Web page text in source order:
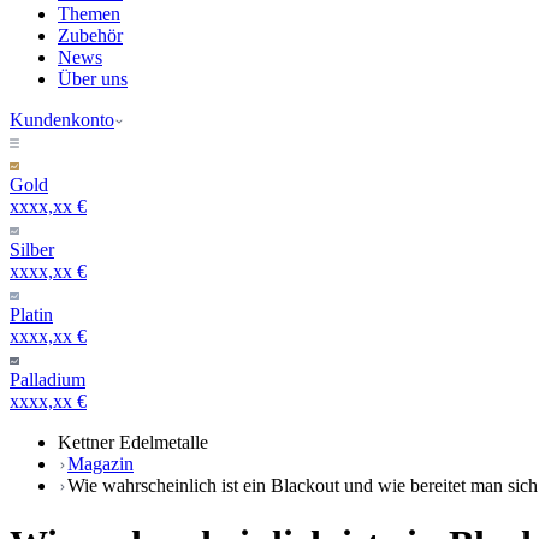
Themen
Zubehör
News
Über uns
Kundenkonto
Gold
xxxx,xx €
Silber
xxxx,xx €
Platin
xxxx,xx €
Palladium
xxxx,xx €
Kettner Edelmetalle
Magazin
Wie wahrscheinlich ist ein Blackout und wie bereitet man